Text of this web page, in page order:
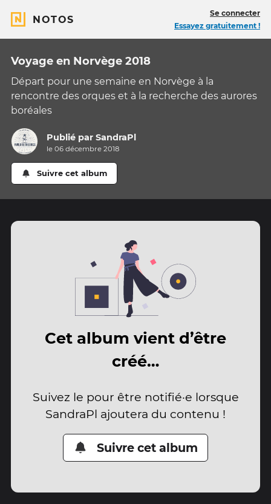
NOTOS
Se connecter
Essayez gratuitement !
Voyage en Norvège 2018
Départ pour une semaine en Norvège à la
rencontre des orques et à la recherche des aurores
boréales
Publié parSandraPl
le 06 décembre 2018
Suivre cet album
Cet album vient d’être
créé…
Suivez le pour être notifié·e lorsque
SandraPl ajoutera du contenu !
Suivre cet album